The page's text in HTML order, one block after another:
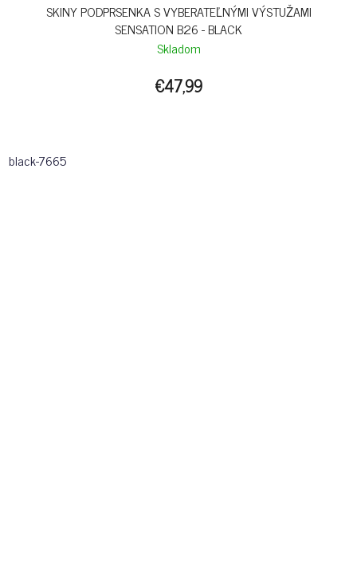
SKINY PODPRSENKA S VYBERATEĽNÝMI VÝSTUŽAMI
SENSATION B26 - BLACK
Skladom
€47,99
black-7665